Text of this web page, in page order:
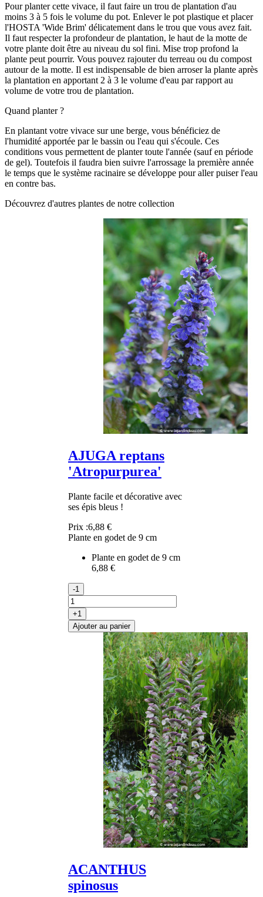
Pour planter cette vivace, il faut faire un trou de plantation d'au
moins 3 à 5 fois le volume du pot. Enlever le pot plastique et placer
l'HOSTA 'Wide Brim' délicatement dans le trou que vous avez fait.
Il faut respecter la profondeur de plantation, le haut de la motte de
votre plante doit être au niveau du sol fini. Mise trop profond la
plante peut pourrir. Vous pouvez rajouter du terreau ou du compost
autour de la motte. Il est indispensable de bien arroser la plante après
la plantation en apportant 2 à 3 le volume d'eau par rapport au
volume de votre trou de plantation.
Quand planter ?
En plantant votre vivace sur une berge, vous bénéficiez de
l'humidité apportée par le bassin ou l'eau qui s'écoule. Ces
conditions vous permettent de planter toute l'année (sauf en période
de gel). Toutefois il faudra bien suivre l'arrossage la première année
le temps que le système racinaire se développe pour aller puiser l'eau
en contre bas.
Découvrez d'autres plantes de notre collection
AJUGA reptans
'Atropurpurea'
Plante facile et décorative avec
ses épis bleus !
Prix :6,88 €
Plante en godet de 9 cm
Plante en godet de 9 cm
6,88 €
-1
+1
Ajouter au panier
ACANTHUS
spinosus